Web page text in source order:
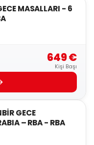
MASALLARI - 6
649 €
Kişi Başı
4
GECE
– RBA - RBA